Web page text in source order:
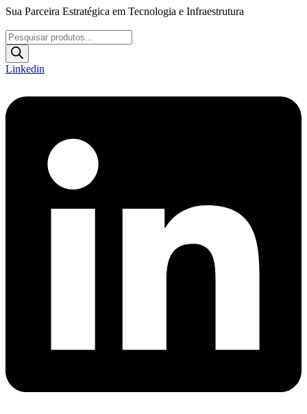
Ir
o
conteúdo
Sua Parceira Estratégica em Tecnologia e Infraestrutura
Pesquisar
produtos
Linkedin